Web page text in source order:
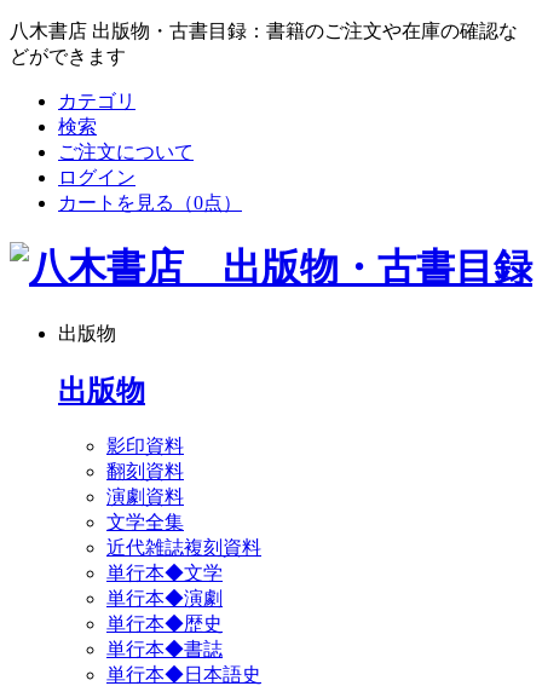
八木書店 出版物・古書目録：書籍のご注文や在庫の確認な
どができます
カテゴリ
検索
ご注文について
ログイン
カートを見る
（0点）
出版物
出版物
影印資料
翻刻資料
演劇資料
文学全集
近代雑誌複刻資料
単行本◆文学
単行本◆演劇
単行本◆歴史
単行本◆書誌
単行本◆日本語史